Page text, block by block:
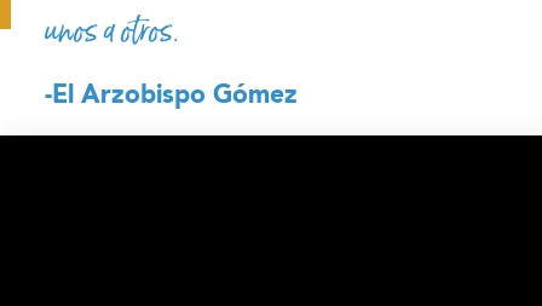
unos a otros.
-El Arzobispo Gómez